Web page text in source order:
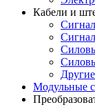
Кабели и
Модульные